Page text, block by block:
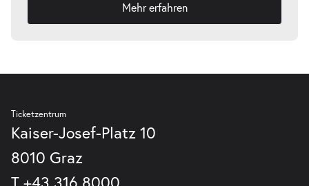
Mehr erfahren
Ticketzentrum
Kaiser-Josef-Platz 10
8010 Graz